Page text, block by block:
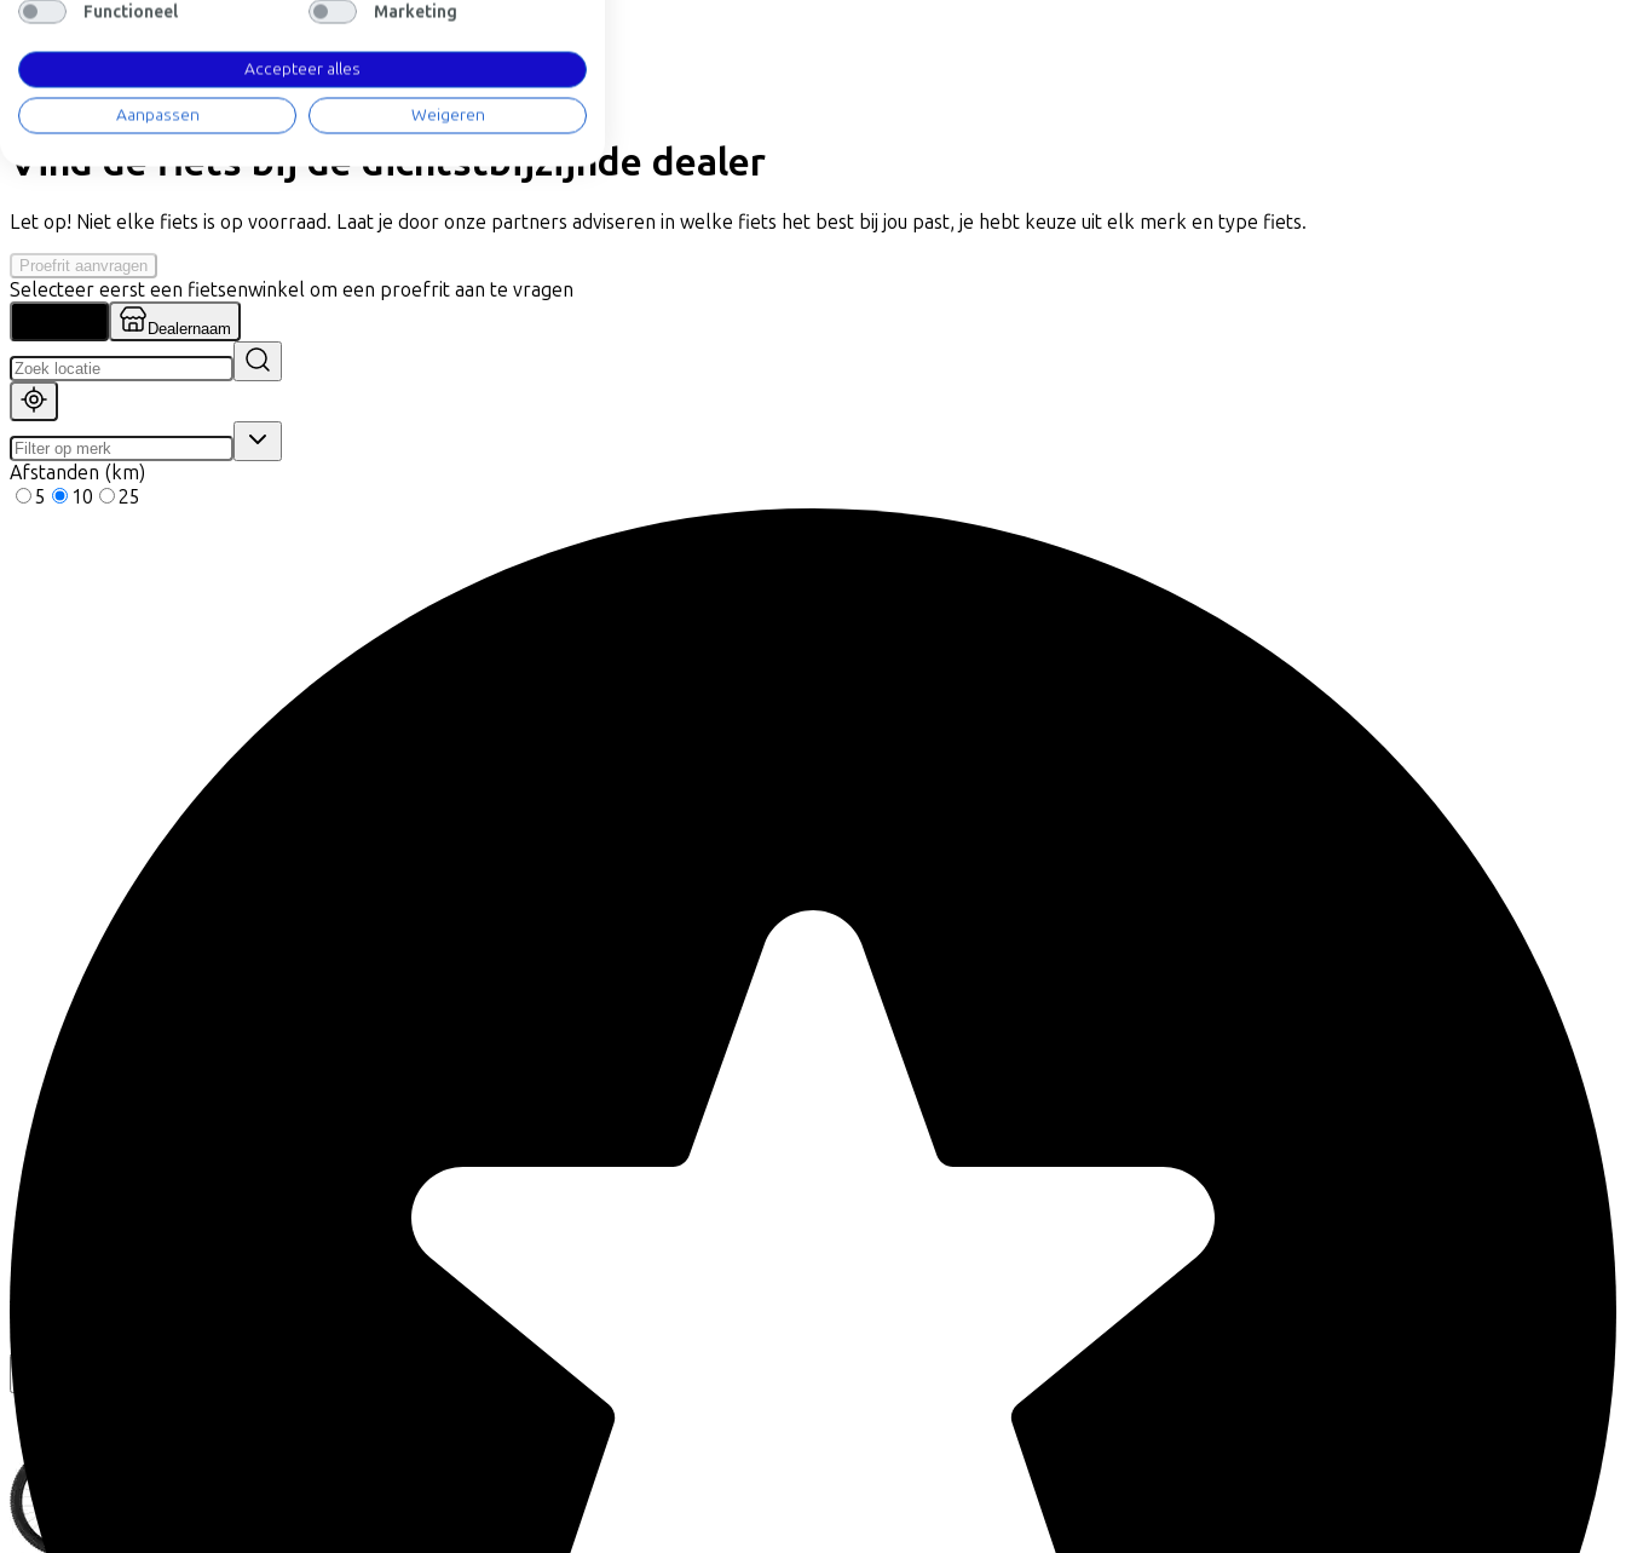
E-bike Specificaties
+−
Vind de fiets bij de dichtstbijzijnde dealer
Let op! Niet elke fiets is op voorraad. Laat je door onze partners adviseren in welke fiets het best bij jou past, je hebt keuze uit elk merk en type fiets.
Proefrit aanvragen
Selecteer eerst een fietsenwinkel om een proefrit aan te vragen
Dealernaam
Afstanden (km)
5
10 25
Vergelijkbare fietsen
Functioneel Marketing
Accepteer alles
Aanpassen Weigeren